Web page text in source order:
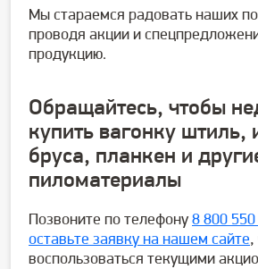
Мы стараемся радовать наших
проводя акции и
продукцию.
Обращайтесь, чтобы
купить вагонку штиль,
бруса, планкен и
пиломатериалы
Позвоните по телефону 8 800
оставьте заявку на нашем сайте,
воспользоваться текущими